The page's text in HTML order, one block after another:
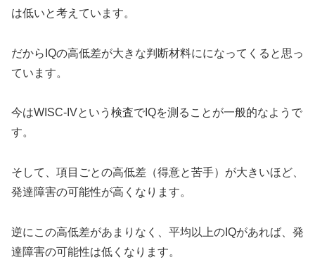
は低いと考えています。
だからIQの高低差が大きな判断材料にになってくると思っ
ています。
今はWISC-IVという検査でIQを測ることが一般的なようで
す。
そして、項目ごとの高低差（得意と苦手）が大きいほど、
発達障害の可能性が高くなります。
逆にこの高低差があまりなく、平均以上のIQがあれば、発
達障害の可能性は低くなります。